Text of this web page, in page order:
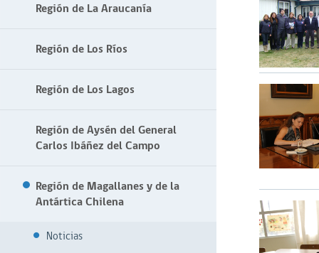
Región de La Araucanía
Región de Los Ríos
Región de Los Lagos
Región de Aysén del General
Carlos Ibáñez del Campo
Región de Magallanes y de la
Antártica Chilena
Noticias